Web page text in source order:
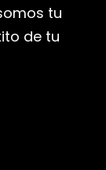
tu
de tu